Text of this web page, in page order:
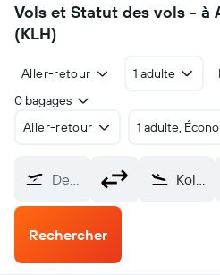
Vols et Statut des vols - à
(KLH)
Aller-retour 1 adulte
0 bagages
Aller-retour
1 adulte,
De… Kolhapur (KLH)
Rechercher